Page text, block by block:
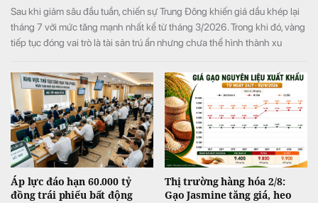
Sau khi giảm sâu đầu tuần, chiến sự Trung Đông khiến giá dầu khép lại
tháng 7 với mức tăng mạnh nhất kể từ tháng 3/2026. Trong khi đó, vàng
tiếp tục đóng vai trò là tài sản trú ẩn nhưng chưa thể hình thành xu
cao, cà phê và đường đều được hỗ trợ.
Áp lực đáo hạn 60.000 tỷ
đồng trái phiếu bất động
Thị trường hàng hóa 2/8:
Gạo Jasmine tăng giá, heo